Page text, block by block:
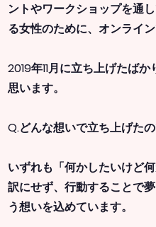
ントやワークショップを通
る女性のために、オンライ
2019年11月に立ち上げたば
思います。
Q.どんな想いで立ち上げた
いずれも「何かしたいけど
訳にせず、行動することで
う想いを込めています。